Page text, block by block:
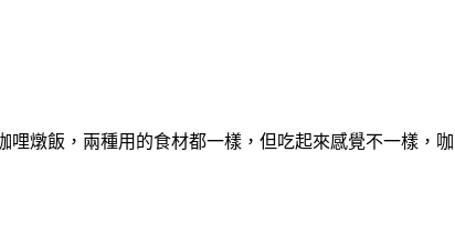
燉飯，兩種用的食材都一樣，但吃起來感覺不一樣，